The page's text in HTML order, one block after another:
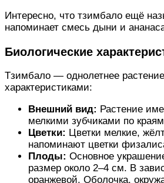
Интересно, что тзимбало ещё
напоминает смесь дыни и
Биологические
Тзимбало — однолетнее
характеристиками:
Внешний вид: Растение
мелкими зубчиками по
Цветки: Цветки мелкие,
напоминают цветки
Плоды: Основное
размер около 2–4 см. В
оранжевой. Оболочка,